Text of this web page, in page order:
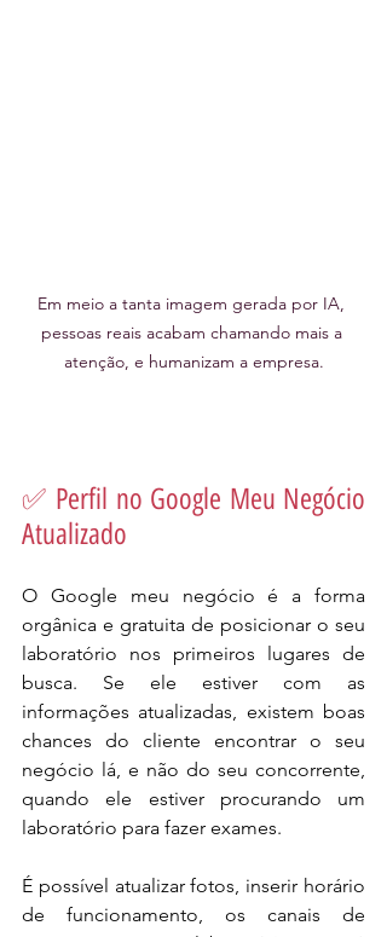
Em meio a tanta imagem gerada por IA,
pessoas reais acabam chamando mais a
atenção, e humanizam a empresa.
✅ Perfil no Google Meu Negócio
Atualizado
O Google meu negócio é a forma
orgânica e gratuita de posicionar o seu
laboratório nos primeiros lugares de
busca. Se ele estiver com as
informações atualizadas, existem boas
chances do cliente encontrar o seu
negócio lá, e não do seu concorrente,
quando ele estiver procurando um
laboratório para fazer exames.
É possível atualizar fotos, inserir horário
de funcionamento, os canais de